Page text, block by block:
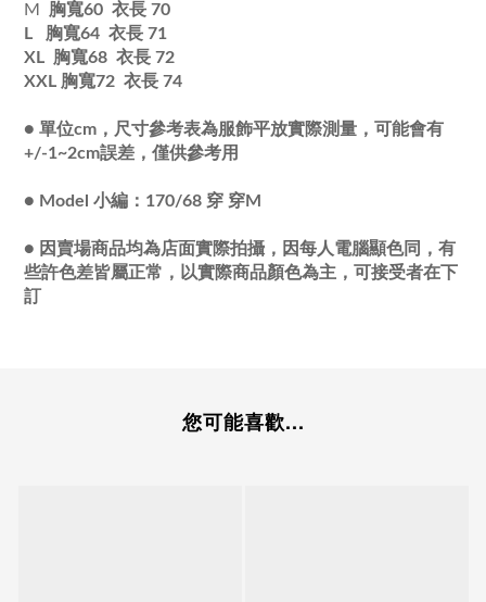
M
胸寬60 衣長 70
L 胸寬64 衣長 71
XL 胸寬68 衣長 72
XXL 胸寬72 衣長 74
● 單位cm，尺寸參考表為服飾平放實際測量，可能會有
+/-1~2cm誤差，僅供參考用
● Model 小編：170/68 穿 穿M
● 因賣場商品均為店面實際拍攝，因每人電腦顯色同，有
些許色差皆屬正常，以實際商品顏色為主，可接受者在下
訂
您可能喜歡...